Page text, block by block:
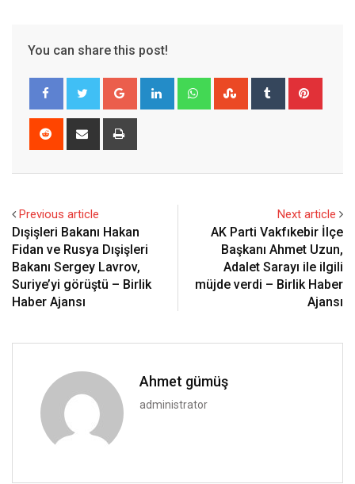
You can share this post!
Google+ LinkedIn WhatsappStumbleUpon
Tumblr
Reddit
Share
Previous article
Dışişleri Bakanı Hakan
Fidan ve Rusya Dışişleri
Bakanı Sergey Lavrov,
Suriye’yi görüştü – Birlik
Haber Ajansı
Next article
AK Parti Vakfıkebir İlçe
Başkanı Ahmet Uzun,
Adalet Sarayı ile ilgili
müjde verdi – Birlik Haber
Ajansı
Ahmet gümüş
administrator